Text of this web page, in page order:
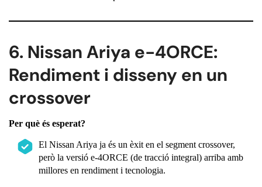
6. Nissan Ariya e-4ORCE:
Rendiment i disseny en un
crossover
Per què és esperat?
El Nissan Ariya ja és un èxit en el segment crossover,
però la versió e-4ORCE (de tracció integral) arriba amb
millores en rendiment i tecnologia.